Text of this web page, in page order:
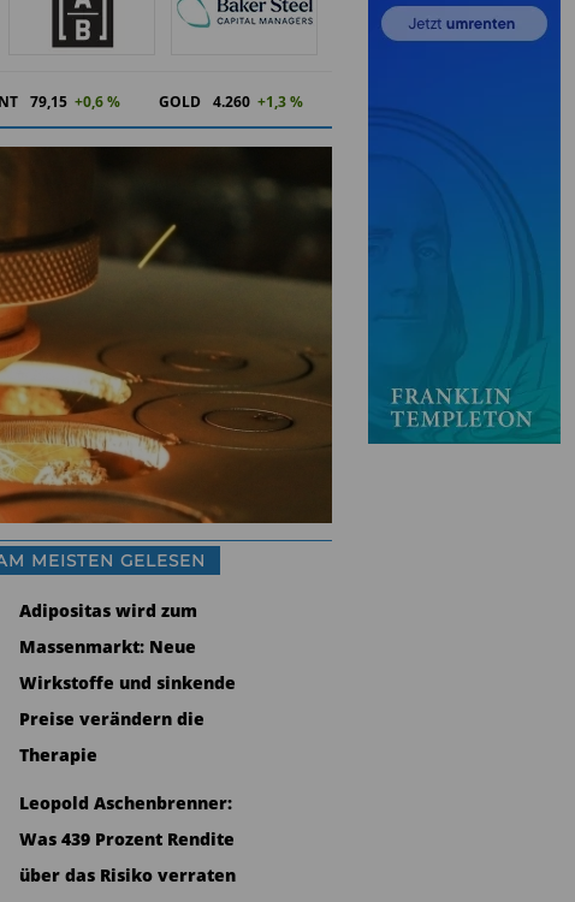
79,15 +0,6 % GOLD 4.260 +1,3 %
MEISTEN GELESEN
Adipositas wird zum
Massenmarkt: Neue
Wirkstoffe und sinkende
Preise verändern die
Therapie
Leopold Aschenbrenner:
Was 439 Prozent Rendite
über das Risiko verraten